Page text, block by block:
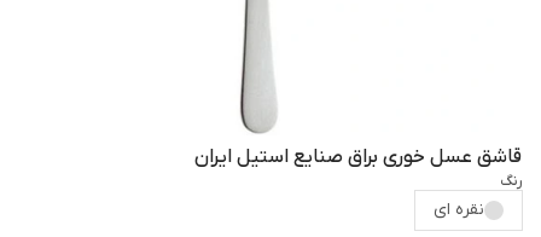
قاشق عسل خوری براق صنایع استیل ایران
رنگ
نقره ای